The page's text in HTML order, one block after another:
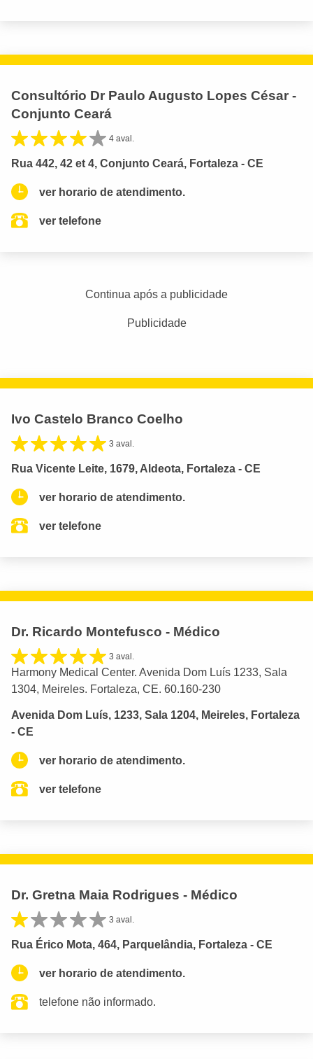
Consultório Dr Paulo Augusto Lopes César -
Conjunto Ceará
4 aval.
Rua 442, 42 et 4, Conjunto Ceará, Fortaleza - CE
ver horario de atendimento.
ver telefone
Continua após a publicidade
Publicidade
Ivo Castelo Branco Coelho
3 aval.
Rua Vicente Leite, 1679, Aldeota, Fortaleza - CE
ver horario de atendimento.
ver telefone
Dr. Ricardo Montefusco - Médico
3 aval.
Harmony Medical Center. Avenida Dom Luís 1233, Sala
1304, Meireles. Fortaleza, CE. 60.160-230
Avenida Dom Luís, 1233, Sala 1204, Meireles, Fortaleza
- CE
ver horario de atendimento.
ver telefone
Dr. Gretna Maia Rodrigues - Médico
3 aval.
Rua Érico Mota, 464, Parquelândia, Fortaleza - CE
ver horario de atendimento.
telefone não informado.